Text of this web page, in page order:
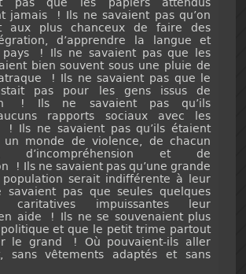
jamais ! Ils ne savaient pas qu’on
aux plus chanceux de faire des
d’apprendre la langue et
pays ! Ils ne savaient pas que les
bien souvent sous une pluie de
! Ils ne savaient pas que le
pas pour les gens issus de
! Ils ne savaient pas qu’ils
rapports sociaux avec les
! Ils ne savaient pas qu’ils étaient
un monde de violence, de chacun
d’incompréhension et de
! Ils ne savaient pas qu’une grande
serait indifférente à leur
pas que seules quelques
caritatives impuissantes leur
aide ! Ils ne se souvenaient plus
et que le petit trime partout
le grand ! Où pouvaient-ils aller
sans vêtements adaptés et sans